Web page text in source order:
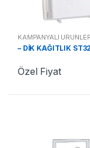
KAMPANYALI
– DİK KAĞITLIK
Özel Fiyat